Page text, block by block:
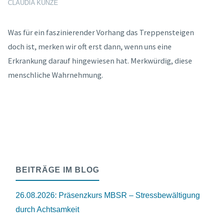
CLAUDIA KUNZE
Was für ein faszinierender Vorhang das Treppensteigen
doch ist, merken wir oft erst dann, wenn uns eine
Erkrankung darauf hingewiesen hat. Merkwürdig, diese
menschliche Wahrnehmung.
BEITRÄGE IM BLOG
26.08.2026: Präsenzkurs MBSR – Stressbewältigung
durch Achtsamkeit